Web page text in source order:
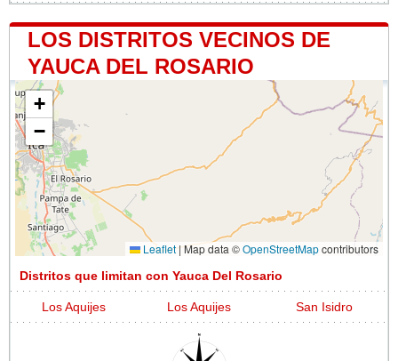
LOS DISTRITOS VECINOS DE
YAUCA DEL ROSARIO
+
−
Leaflet | Map data ©OpenStreetMapcontributors
Distritos que limitan con Yauca Del Rosario
Los Aquijes Los Aquijes San Isidro